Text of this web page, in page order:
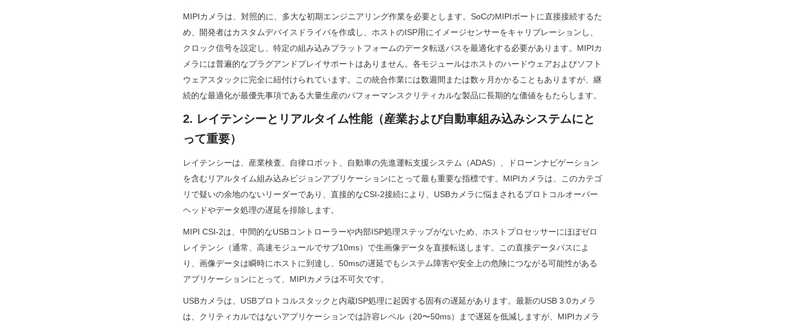
MIPIカメラは、対照的に、多大な初期エンジニアリング作業を必要とします。SoCのMIPIポートに直接接続するた
め、開発者はカスタムデバイスドライバを作成し、ホストのISP用にイメージセンサーをキャリブレーションし、
クロック信号を設定し、特定の組み込みプラットフォームのデータ転送パスを最適化する必要があります。MIPIカ
メラには普遍的なプラグアンドプレイサポートはありません。各モジュールはホストのハードウェアおよびソフト
ウェアスタックに完全に紐付けられています。この統合作業には数週間または数ヶ月かかることもありますが、継
続的な最適化が最優先事項である大量生産のパフォーマンスクリティカルな製品に長期的な価値をもたらします。
2. レイテンシーとリアルタイム性能（産業および自動車組み込みシステムにと
って重要）
レイテンシーは、産業検査、自律ロボット、自動車の先進運転支援システム（ADAS）、ドローンナビゲーション
を含むリアルタイム組み込みビジョンアプリケーションにとって最も重要な指標です。MIPIカメラは、このカテゴ
リで疑いの余地のないリーダーであり、直接的なCSI-2接続により、USBカメラに悩まされるプロトコルオーバー
ヘッドやデータ処理の遅延を排除します。
MIPI CSI-2は、中間的なUSBコントローラーや内部ISP処理ステップがないため、ホストプロセッサーにほぼゼロ
レイテンシ（通常、高速モジュールでサブ10ms）で生画像データを直接転送します。この直接データパスによ
り、画像データは瞬時にホストに到達し、50msの遅延でもシステム障害や安全上の危険につながる可能性がある
アプリケーションにとって、MIPIカメラは不可欠です。
USBカメラは、USBプロトコルスタックと内蔵ISP処理に起因する固有の遅延があります。最新のUSB 3.0カメラ
は、クリティカルではないアプリケーションでは許容レベル（20〜50ms）まで遅延を低減しますが、MIPIカメラ